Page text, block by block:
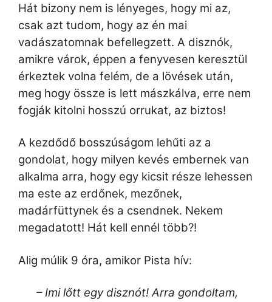
Hát bizony nem is lényeges, hogy mi az,
csak azt tudom, hogy az én mai
vadászatomnak befellegzett. A disznók,
amikre várok, éppen a fenyvesen keresztül
érkeztek volna felém, de a lövések után,
meg hogy össze is lett mászkálva, erre nem
fogják kitolni hosszú orrukat, az biztos!
A kezdődő bosszúságom lehűti az a
gondolat, hogy milyen kevés embernek van
alkalma arra, hogy egy kicsit része lehessen
ma este az erdőnek, mezőnek,
madárfüttynek és a csendnek. Nekem
megadatott! Hát kell ennél több?!
Alig múlik 9 óra, amikor Pista hív:
– Imi lőtt egy disznót! Arra gondoltam,